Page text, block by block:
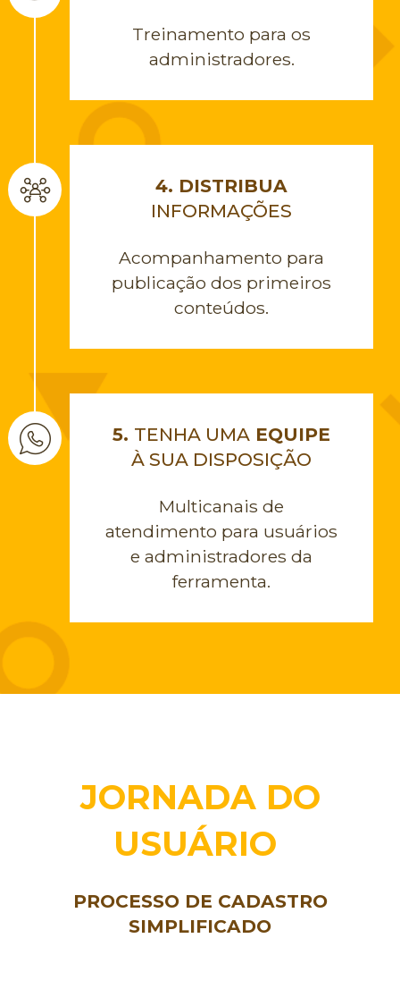
Treinamento para os
administradores.
4. DISTRIBUA
INFORMAÇÕES
Acompanhamento para
publicação dos primeiros
conteúdos.
5. TENHA UMA EQUIPE
À SUA DISPOSIÇÃO
Multicanais de
atendimento para usuários
e administradores da
ferramenta.
JORNADA DO
USUÁRIO
PROCESSO DE CADASTRO
SIMPLIFICADO